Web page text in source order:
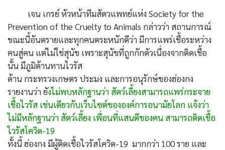
เจน เกรย์ หัวหน้าทีมสัตวแพทย์แห่ง Society for the
Prevention of the Cruelty to Animals กล่าวว่า สถานการณ์
ขณะนี้อันตรายและทุกคนตระหนักดีว่า มีการแพร่เชื้อระหว่าง
คนสู่คน แต่ไม่ใช่สุนัข เพราะสุนัขที่ถูกกักตัวเนื่องจากติดเชื้อ
นั้น มีภูมิต้านทานไวรัส
ด้าน กระทรวงเกษตร ประมง และการอนุรักษ์ของฮ่องกง
รายงานว่า ยังไม่พบหลักฐานว่า สัตว์เลี้ยงสามารถแพร่กระจาย
เชื้อไวรัส เช่นเดียวกับเว็บไซต์ขององค์การอนามัยโลก แจ้งว่า
ไม่มีหลักฐานว่า สัตว์เลี้ยง เพื่อนที่แสนดีของคน สามารถติดเชื้อ
ไวรัสโควิด-19
ทั้งนี้ ฮ่องกง มีผู้ติดเชื้อไวรัสโควิด-19 มากกว่า 100 ราย และ